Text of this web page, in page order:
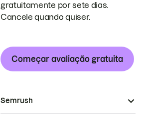
gratuitamente por sete dias.
Cancele quando quiser.
Começar avaliação gratuita
Semrush